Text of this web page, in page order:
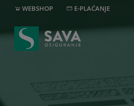
WEBSHOP E-PLAĆANJE